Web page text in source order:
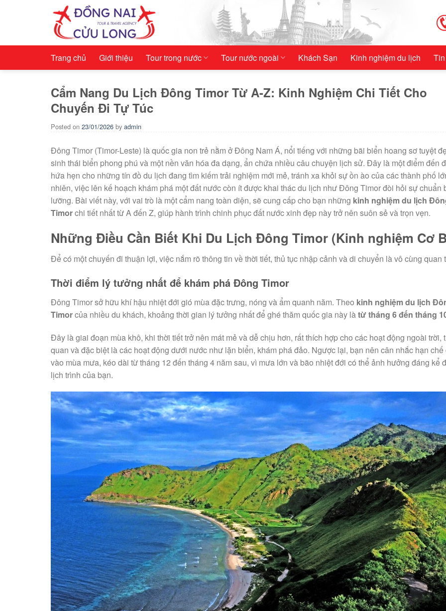
Trang chủ Giới thiệu Tour trong nước Tour nước ngoài Khách Sạn Kinh nghiệm du lịch
Cẩm Nang Du Lịch Đông Timor Từ A-Z: Kinh Nghiệm Chi Tiết Cho
Chuyến Đi Tự Túc
Posted on 23/01/2026 by admin
Đông Timor (Timor-Leste) là quốc gia non trẻ nằm ở Đông Nam Á, nổi tiếng với những bãi biển hoang sơ tuyệt
sinh thái biển phong phú và một nền văn hóa đa dạng, ẩn chứa nhiều câu chuyện lịch sử. Đây là một điểm đến
hứa hẹn cho những tín đồ du lịch đang tìm kiếm trải nghiệm mới mẻ, tránh xa khỏi sự ồn ào của các thành phố
nhiên, việc lên kế hoạch khám phá một đất nước còn ít được khai thác du lịch như Đông Timor đòi hỏi sự chuẩn
lưỡng. Bài viết này, với vai trò là một cẩm nang toàn diện, sẽ cung cấp cho bạn những kinh nghiệm du lịch
Timorchi tiết nhất từ A đến Z, giúp hành trình chinh phục đất nước xinh đẹp này trở nên suôn sẻ và trọn vẹn.
Những Điều Cần Biết Khi Du Lịch Đông Timor (Kinh nghiệm Cơ
Để có một chuyến đi thuận lợi, việc nắm rõ thông tin về thời tiết, thủ tục nhập cảnh và di chuyển là vô cùng quan
Thời điểm lý tưởng nhất để khám phá Đông Timor
Đông Timor sở hữu khí hậu nhiệt đới gió mùa đặc trưng, nóng và ẩm quanh năm. Theo kinh nghiệm du lịch
Timorcủa nhiều du khách, khoảng thời gian lý tưởng nhất để ghé thăm quốc gia này làtừ tháng 6 đến tháng
Đây là giai đoạn mùa khô, khi thời tiết trở nên mát mẻ và dễ chịu hơn, rất thích hợp cho các hoạt động ngoài trời,
quan và đặc biệt là các hoạt động dưới nước như lặn biển, khám phá đảo. Ngược lại, bạn nên cân nhắc hạn
vào mùa mưa, kéo dài từ tháng 12 đến tháng 4 năm sau, vì mưa lớn và bão nhiệt đới có thể ảnh hưởng đáng kể
lịch trình của bạn.